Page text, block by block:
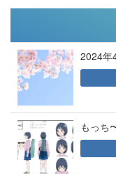
2024年
もっち